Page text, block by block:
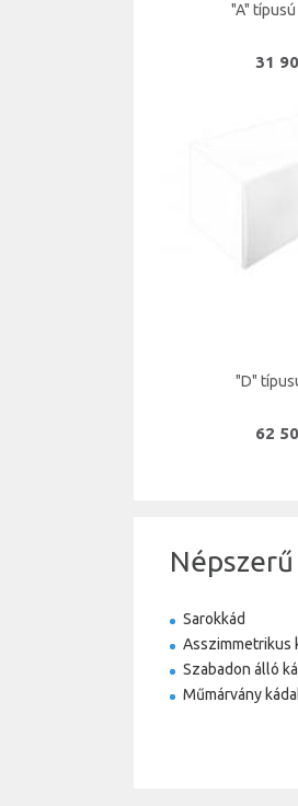
"A"
31
"D"
62
Sarokkád
Asszimmetrikus
Szabadon álló
Műmárvány